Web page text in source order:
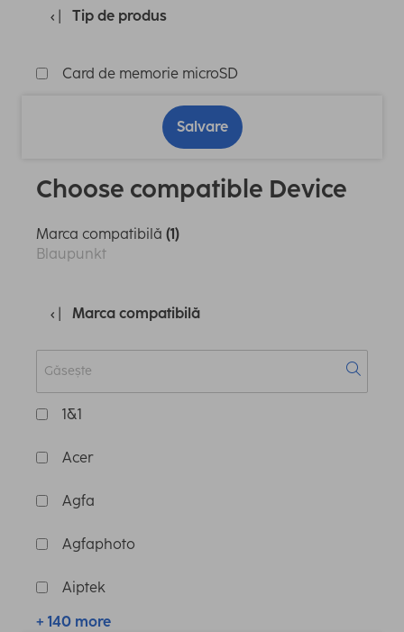
Tip de produs
Card de memorie microSD
Salvare
Choose compatible Device
Marca compatibilă (1)
Blaupunkt
Marca compatibilă
1&1
Acer
Agfa
Agfaphoto
Aiptek
+ 140 more